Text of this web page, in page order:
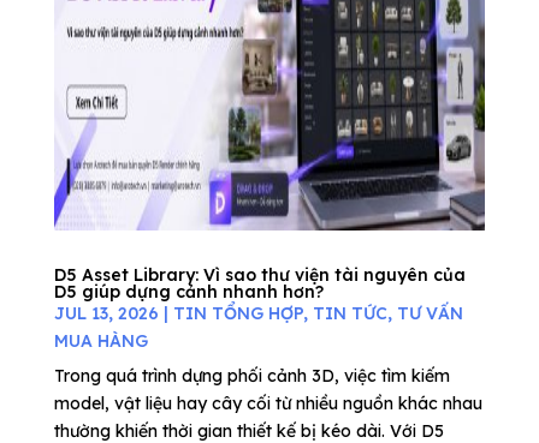
D5 Asset Library: Vì sao thư viện tài nguyên của
D5 giúp dựng cảnh nhanh hơn?
JUL 13, 2026 | TIN TỔNG HỢP, TIN TỨC, TƯ VẤN
MUA HÀNG
Trong quá trình dựng phối cảnh 3D, việc tìm kiếm
model, vật liệu hay cây cối từ nhiều nguồn khác nhau
thường khiến thời gian thiết kế bị kéo dài. Với D5